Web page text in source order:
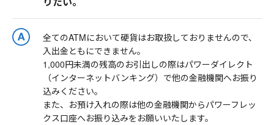
全てのATMにおいて硬貨はお取扱しておりませんので、
入出金ともにできません。
1,000円未満の残高のお引出しの際はパワーダイレクト
（インターネットバンキング）で他の金融機関へお振り
込みください。
また、お預け入れの際は他の金融機関からパワーフレッ
クス口座へお振り込みをお願いいたします。